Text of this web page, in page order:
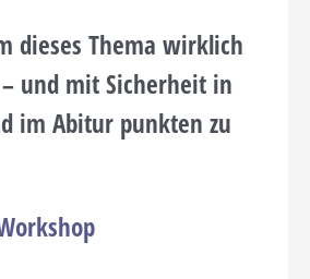
dieses Thema wirklich
und mit Sicherheit in
im Abitur punkten zu